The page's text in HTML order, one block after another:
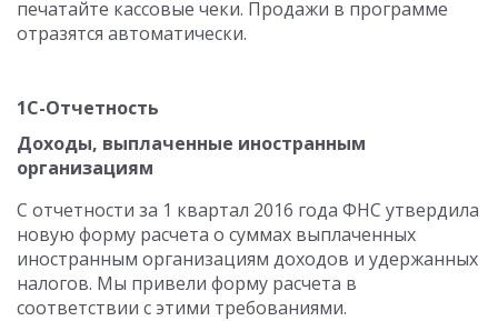
печатайте кассовые чеки. Продажи в программе
отразятся автоматически.
1С-Отчетность
Доходы, выплаченные иностранным
организациям
С отчетности за 1 квартал 2016 года ФНС утвердила
новую форму расчета о суммах выплаченных
иностранным организациям доходов и удержанных
налогов. Мы привели форму расчета в
соответствии с этими требованиями.